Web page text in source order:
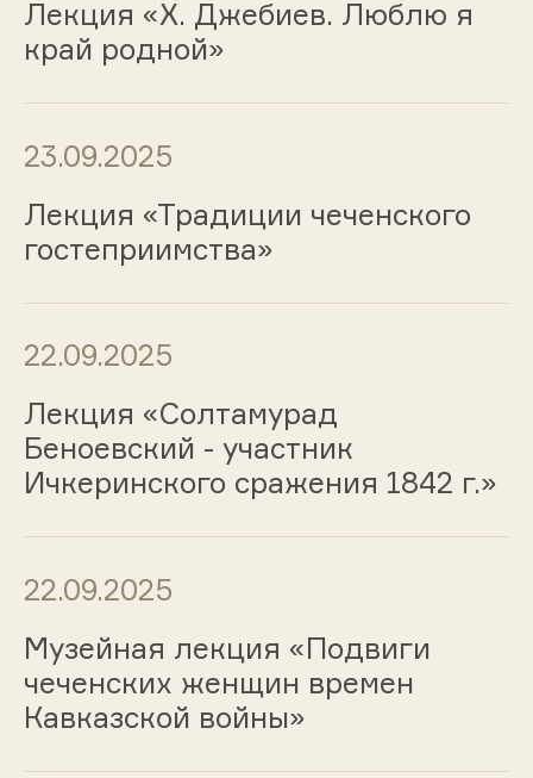
Лекция «Х. Джебиев. Люблю я
край родной»
23.09.2025
Лекция «Традиции чеченского
гостеприимства»
22.09.2025
Лекция «Солтамурад
Беноевский - участник
Ичкеринского сражения 1842 г.»
22.09.2025
Музейная лекция «Подвиги
чеченских женщин времен
Кавказской войны»